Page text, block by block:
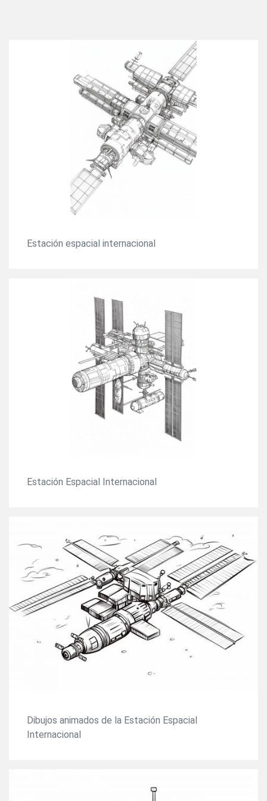
Estación espacial internacional
Estación Espacial Internacional
Dibujos animados de la Estación Espacial
Internacional